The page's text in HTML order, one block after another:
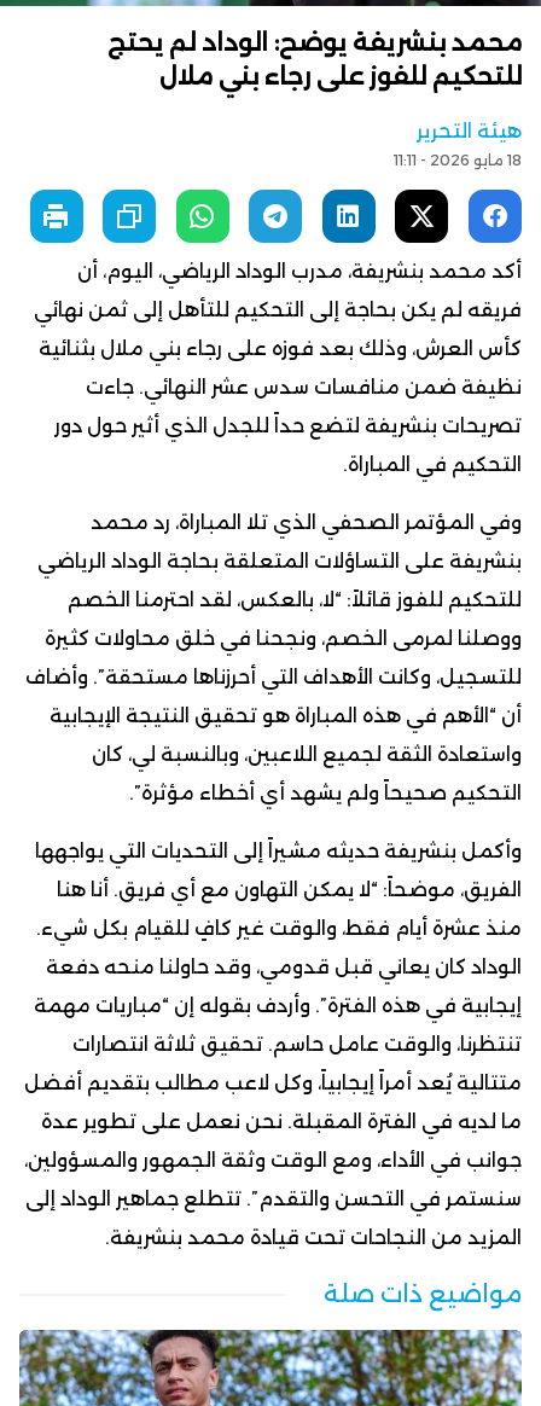
محمد بنشريفة يوضح: الوداد لم يحتج
للتحكيم للفوز على رجاء بني ملال
هيئة التحرير
18 مايو 2026 - 11:11
أكد محمد بنشريفة، مدرب الوداد الرياضي، اليوم، أن
فريقه لم يكن بحاجة إلى التحكيم للتأهل إلى ثمن نهائي
كأس العرش، وذلك بعد فوزه على رجاء بني ملال بثنائية
نظيفة ضمن منافسات سدس عشر النهائي. جاءت
تصريحات بنشريفة لتضع حداً للجدل الذي أثير حول دور
التحكيم في المباراة.
وفي المؤتمر الصحفي الذي تلا المباراة، رد محمد
بنشريفة على التساؤلات المتعلقة بحاجة الوداد الرياضي
للتحكيم للفوز قائلاً: “لا، بالعكس، لقد احترمنا الخصم
ووصلنا لمرمى الخصم، ونجحنا في خلق محاولات كثيرة
للتسجيل، وكانت الأهداف التي أحرزناها مستحقة”. وأضاف
أن “الأهم في هذه المباراة هو تحقيق النتيجة الإيجابية
واستعادة الثقة لجميع اللاعبين، وبالنسبة لي، كان
التحكيم صحيحاً ولم يشهد أي أخطاء مؤثرة”.
وأكمل بنشريفة حديثه مشيراً إلى التحديات التي يواجهها
الفريق، موضحاً: “لا يمكن التهاون مع أي فريق. أنا هنا
منذ عشرة أيام فقط، والوقت غير كافٍ للقيام بكل شيء.
الوداد كان يعاني قبل قدومي، وقد حاولنا منحه دفعة
إيجابية في هذه الفترة”. وأردف بقوله إن “مباريات مهمة
تنتظرنا، والوقت عامل حاسم. تحقيق ثلاثة انتصارات
متتالية يُعد أمراً إيجابياً، وكل لاعب مطالب بتقديم أفضل
ما لديه في الفترة المقبلة. نحن نعمل على تطوير عدة
جوانب في الأداء، ومع الوقت وثقة الجمهور والمسؤولين،
سنستمر في التحسن والتقدم”. تتطلع جماهير الوداد إلى
المزيد من النجاحات تحت قيادة محمد بنشريفة.
مواضيع ذات صلة